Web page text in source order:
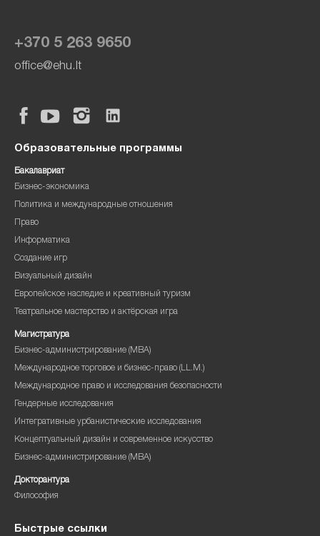
+370 5 263 9650
office@ehu.lt
Образовательные программы
Бакалавриат
Бизнес-экономика
Политика и международные отношения
Право
Информатика
Создание игр
Визуальный дизайн
Европейское наследие и креативный туризм
Театральное мастерство и актёрская игра
Магистратура
Бизнес-администрирование (MBA)
Международное торговое и бизнес-право (LL.M.)
Международное право и исследования безопасности
Гендерные исследования
Интегративные урбанистические исследования
Концептуальный дизайн и современное искусство
Бизнес-администрирование (MBA)
Докторантура
Философия
Быстрые ссылки